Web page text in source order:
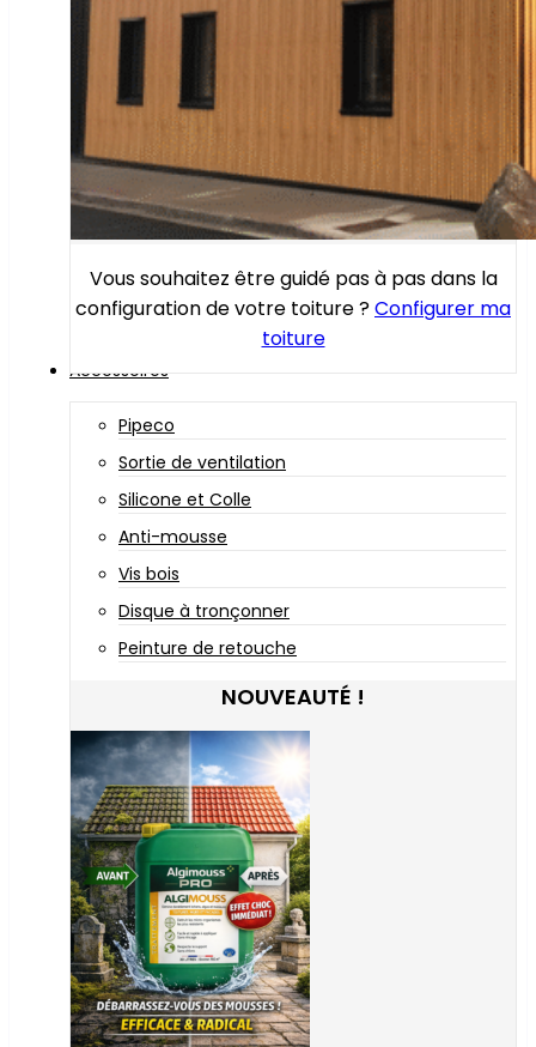
Vous souhaitez être guidé pas à pas dans la
configuration de votre toiture ?Configurer ma
toiture
Accessoires
Pipeco
Sortie de ventilation
Silicone et Colle
Anti-mousse
Vis bois
Disque à tronçonner
Peinture de retouche
NOUVEAUTÉ !